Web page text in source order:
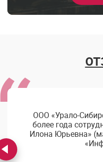
ООО «Урало-
более года
Илона Юрьевна»